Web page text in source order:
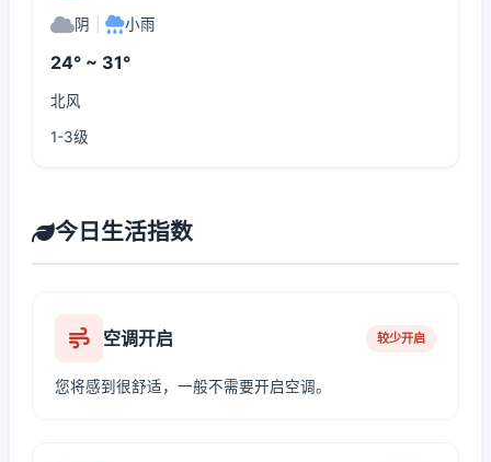
阴 小雨
24° ~ 31°
北风
1-3级
今日生活指数
空调开启 较少开启
您将感到很舒适，一般不需要开启空调。